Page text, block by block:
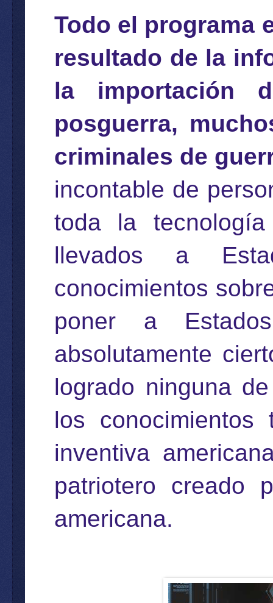
Todo el programa
resultado de la
la importación
posguerra,
criminales de
incontable de
toda la
llevados a
conocimientos
poner a
absolutamente
logrado ninguna
los
inventiva
patriotero creado
americana.